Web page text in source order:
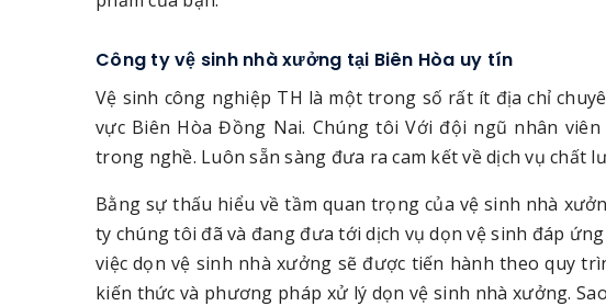
Công ty vệ sinh nhà xưởng tại Biên Hòa uy tín
Vệ sinh công nghiệp TH là một trong số rất ít địa chỉ
vực Biên Hòa Đồng Nai. Chúng tôi Với đội ngũ nhân
trong nghề. Luôn sẵn sàng đưa ra cam kết về dịch vụ chất
Bằng sự thấu hiểu về tầm quan trọng của vệ sinh nhà
ty chúng tôi đã và đang đưa tới dịch vụ dọn vệ sinh đáp
việc dọn vệ sinh nhà xưởng sẽ được tiến hành theo quy
kiến thức và phương pháp xử lý dọn vệ sinh nhà xưởng.